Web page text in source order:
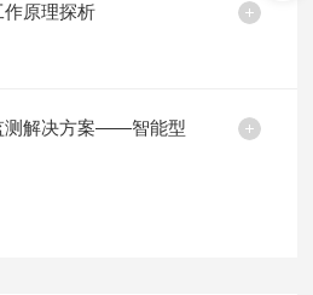
原理探析
测解决方案——智能型